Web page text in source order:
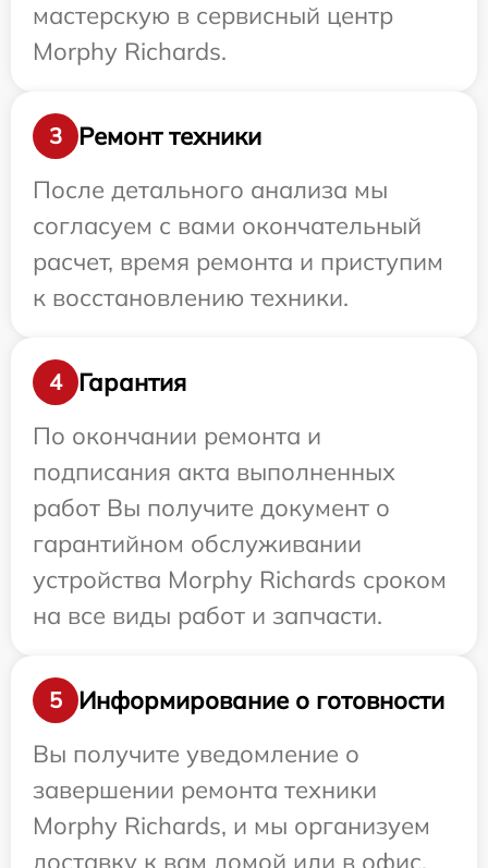
мастерскую в сервисный центр
Morphy Richards.
3
Ремонт техники
После детального анализа мы
согласуем с вами окончательный
расчет, время ремонта и приступим
к восстановлению техники.
4
Гарантия
По окончании ремонта и
подписания акта выполненных
работ Вы получите документ о
гарантийном обслуживании
устройства Morphy Richards сроком
на все виды работ и запчасти.
5
Информирование о готовности
Вы получите уведомление о
завершении ремонта техники
Morphy Richards, и мы организуем
доставку к вам домой или в офис.